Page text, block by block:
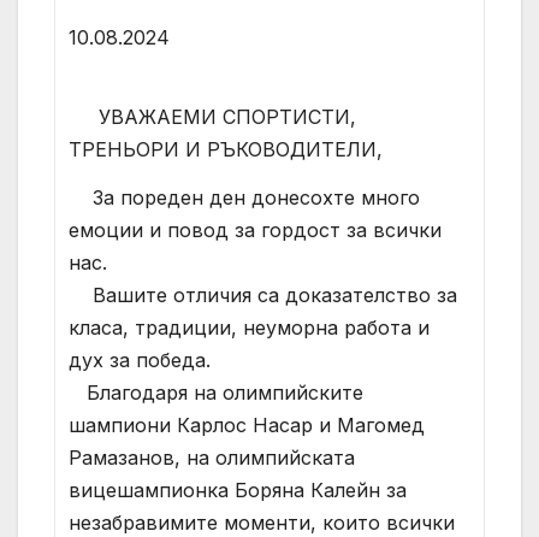
10.08.2024
УВАЖАЕМИ СПОРТИСТИ,
ТРЕНЬОРИ И РЪКОВОДИТЕЛИ,
За пореден ден донесохте много
емоции и повод за гордост за всички
нас.
Вашите отличия са доказателство за
класа, традиции, неуморна работа и
дух за победа.
Благодаря на олимпийските
шампиони Карлос Насар и Магомед
Рамазанов, на олимпийската
вицешампионка Боряна Калейн за
незабравимите моменти, които всички